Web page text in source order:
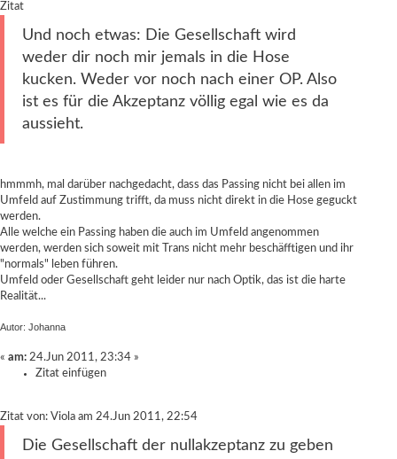
Zitat
Und noch etwas: Die Gesellschaft wird
weder dir noch mir jemals in die Hose
kucken. Weder vor noch nach einer OP. Also
ist es für die Akzeptanz völlig egal wie es da
aussieht.
hmmmh, mal darüber nachgedacht, dass das Passing nicht bei allen im
Umfeld auf Zustimmung trifft, da muss nicht direkt in die Hose geguckt
werden.
Alle welche ein Passing haben die auch im Umfeld angenommen
werden, werden sich soweit mit Trans nicht mehr beschäfftigen und ihr
"normals" leben führen.
Umfeld oder Gesellschaft geht leider nur nach Optik, das ist die harte
Realität...
Autor: Johanna
« am: 24.Jun 2011, 23:34 »
Zitat einfügen
Zitat von: Viola am 24.Jun 2011, 22:54
Die Gesellschaft der nullakzeptanz zu geben